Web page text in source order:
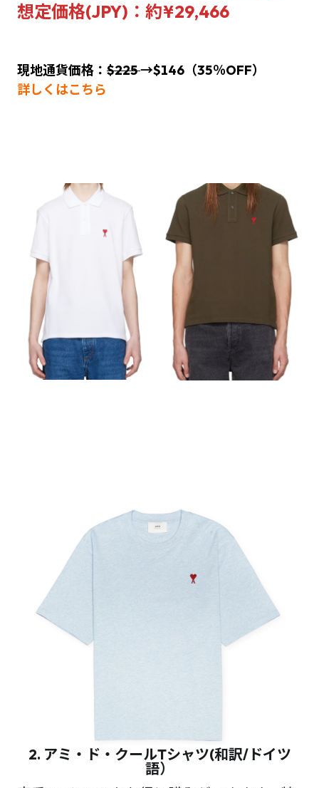
想定価格(JPY)：約¥29,466
現地通貨価格： $225→$146（35％OFF）
詳しくはこちら
2. アミ・ド・クールTシャツ(和訳/ドイツ
語）